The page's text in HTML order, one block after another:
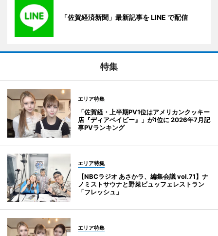
「佐賀経済新聞」最新記事を LINE で配信
特集
エリア特集
「佐賀経・上半期PV1位はアメリカンクッキー
店『ディアベイビー』」が1位に 2026年7月記
事PVランキング
エリア特集
【NBCラジオ あさかラ、編集会議 vol.71】ナ
ノミストサウナと野菜ビュッフェレストラン
「フレッシュ」
エリア特集